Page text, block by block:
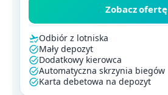
Zobacz ofertę
Odbiór z lotniska
Mały depozyt
Dodatkowy kierowca
Automatyczna skrzynia biegów
Karta debetowa na depozyt